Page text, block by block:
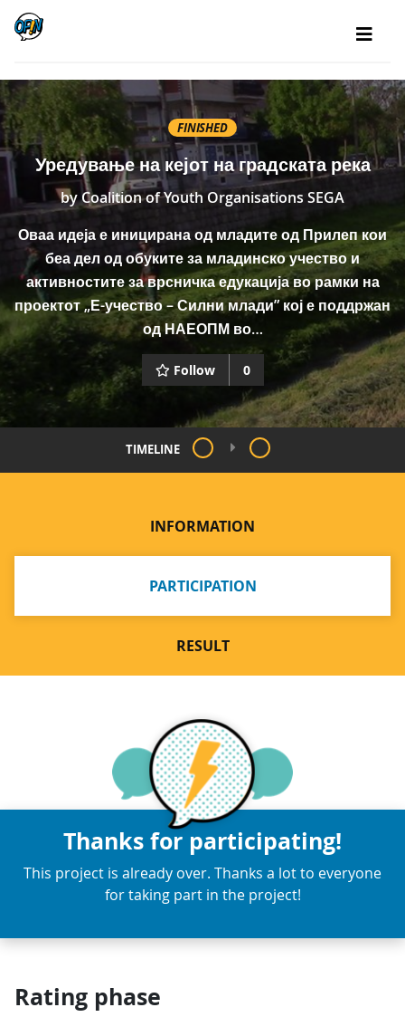
FINISHED
Уредување на кејот на градската река
byCoalition of Youth Organisations SEGA
Оваа идеја е иницирана од младите од Прилеп кои
беа дел од обуките за младинско учество и
активностите за врсничка едукација во рамки на
проектот „Е-учество – Силни млади” кој е поддржан
од НАЕОПМ во…
Follow 0
TIMELINE
INFORMATION
PARTICIPATION
RESULT
Thanks for participating!
This project is already over. Thanks a lot to everyone
for taking part in the project!
Rating phase